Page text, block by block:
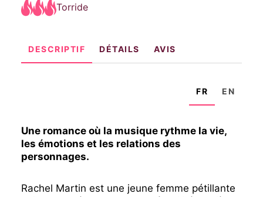
Torride
DESCRIPTIF DÉTAILS AVIS
FR EN
Une romance où la musique rythme la vie,
les émotions et les relations des
personnages.
Rachel Martin est une jeune femme pétillante